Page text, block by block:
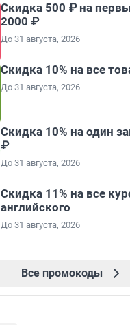
Скидка 500 ₽ на
2000 ₽
До 31 августа, 2026
Скидка 10% на все
До 31 августа, 2026
Скидка 10% на один
₽
До 31 августа, 2026
Скидка 11% на все
английского
До 31 августа, 2026
Все промокоды